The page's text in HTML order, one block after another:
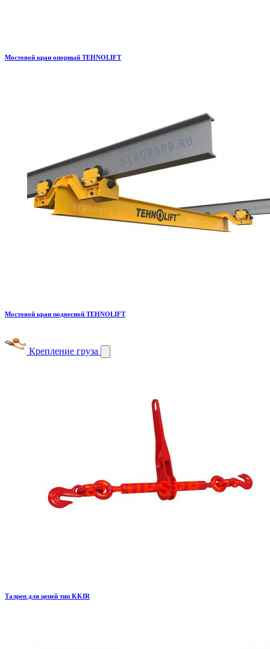
Мостовой кран опорный TEHNOLIFT
Мостовой кран подвесной TEHNOLIFT
Крепление груза
Талреп для цепей тип KKIR